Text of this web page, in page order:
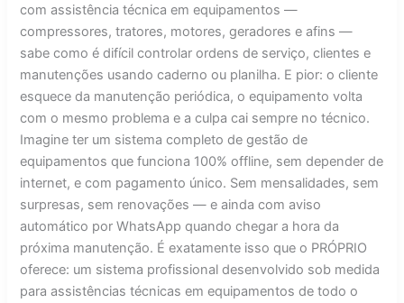
com assistência técnica em equipamentos —
compressores, tratores, motores, geradores e afins —
sabe como é difícil controlar ordens de serviço, clientes e
manutenções usando caderno ou planilha. E pior: o cliente
esquece da manutenção periódica, o equipamento volta
com o mesmo problema e a culpa cai sempre no técnico.
Imagine ter um sistema completo de gestão de
equipamentos que funciona 100% offline, sem depender de
internet, e com pagamento único. Sem mensalidades, sem
surpresas, sem renovações — e ainda com aviso
automático por WhatsApp quando chegar a hora da
próxima manutenção. É exatamente isso que o PRÓPRIO
oferece: um sistema profissional desenvolvido sob medida
para assistências técnicas em equipamentos de todo o